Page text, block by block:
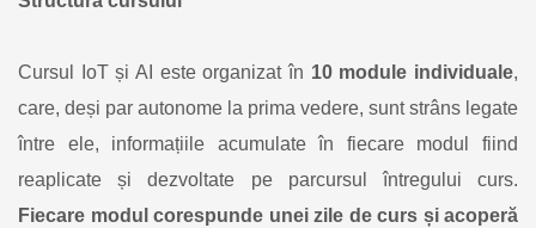
Cursul IoT și AI este organizat în 10 module individuale,
care, deși par autonome la prima vedere, sunt strâns legate
între ele, informațiile acumulate în fiecare modul fiind
reaplicate și dezvoltate pe parcursul întregului curs.
Fiecare modul corespunde unei zile de curs și acoperă